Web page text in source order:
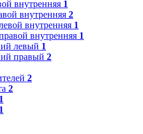
внутренняя 1
внутренняя 2
внутренняя 1
внутренняя 1
левый 1
правый 2
2
2
1